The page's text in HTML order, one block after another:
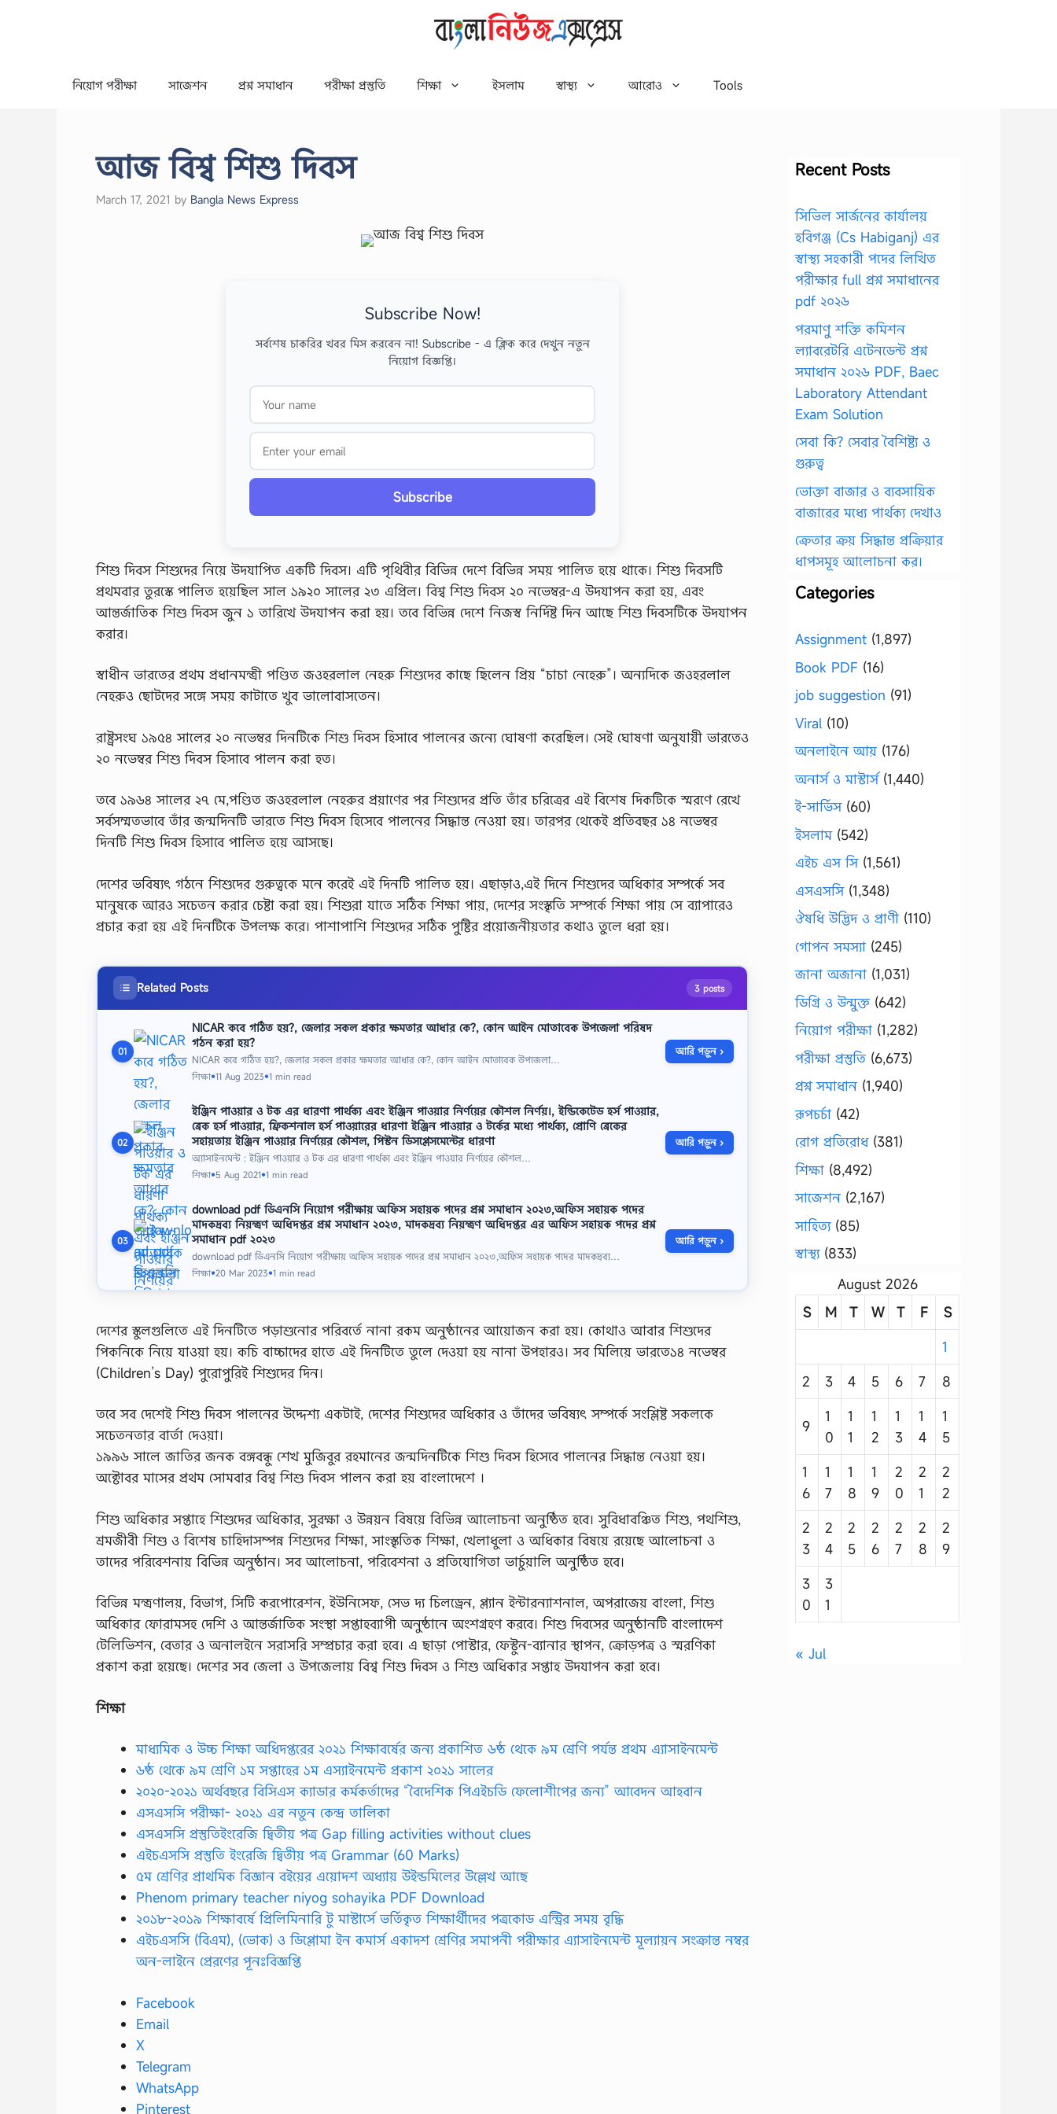
নিয়োগ পরীক্ষা সাজেশন প্রশ্ন সমাধান পরীক্ষা প্রস্তুতি শিক্ষা ইসলাম স্বাস্থ্য আরোও Tools
আজ বিশ্ব শিশু দিবস
March 17, 2021 by Bangla News Express
Subscribe Now!
সর্বশেষ চাকরির খবর মিস করবেন না! Subscribe - এ ক্লিক করে দেখুন নতুন
নিয়োগ বিজ্ঞপ্তি।
Subscribe
শিশু দিবস শিশুদের নিয়ে উদযাপিত একটি দিবস। এটি পৃথিবীর বিভিন্ন দেশে বিভিন্ন সময় পালিত হয়ে থাকে। শিশু দিবসটি
প্রথমবার তুরস্কে পালিত হয়েছিল সাল ১৯২০ সালের ২৩ এপ্রিল। বিশ্ব শিশু দিবস ২০ নভেম্বর-এ উদযাপন করা হয়, এবং
আন্তর্জাতিক শিশু দিবস জুন ১ তারিখে উদযাপন করা হয়। তবে বিভিন্ন দেশে নিজস্ব নির্দিষ্ট দিন আছে শিশু দিবসটিকে উদযাপন
করার।
স্বাধীন ভারতের প্রথম প্রধানমন্ত্রী পণ্ডিত জওহরলাল নেহরু শিশুদের কাছে ছিলেন প্রিয় “চাচা নেহেরু”। অন্যদিকে জওহরলাল
নেহরুও ছোটদের সঙ্গে সময় কাটাতে খুব ভালোবাসতেন।
রাষ্ট্রসংঘ ১৯৫৪ সালের ২০ নভেম্বর দিনটিকে শিশু দিবস হিসাবে পালনের জন্যে ঘোষণা করেছিল। সেই ঘোষণা অনুযায়ী ভারতেও
২০ নভেম্বর শিশু দিবস হিসাবে পালন করা হত।
তবে ১৯৬৪ সালের ২৭ মে,পণ্ডিত জওহরলাল নেহরুর প্রয়াণের পর শিশুদের প্রতি তাঁর চরিত্রের এই বিশেষ দিকটিকে স্মরণে রেখে
সর্বসম্মতভাবে তাঁর জন্মদিনটি ভারতে শিশু দিবস হিসেবে পালনের সিদ্ধান্ত নেওয়া হয়। তারপর থেকেই প্রতিবছর ১৪ নভেম্বর
দিনটি শিশু দিবস হিসাবে পালিত হয়ে আসছে।
দেশের ভবিষ্যৎ গঠনে শিশুদের গুরুত্বকে মনে করেই এই দিনটি পালিত হয়। এছাড়াও,এই দিনে শিশুদের অধিকার সম্পর্কে সব
মানুষকে আরও সচেতন করার চেষ্টা করা হয়। শিশুরা যাতে সঠিক শিক্ষা পায়, দেশের সংস্কৃতি সম্পর্কে শিক্ষা পায় সে ব্যাপারেও
প্রচার করা হয় এই দিনটিকে উপলক্ষ করে। পাশাপাশি শিশুদের সঠিক পুষ্টির প্রয়োজনীয়তার কথাও তুলে ধরা হয়।
Related Posts 3 posts
01
NICAR কবে গঠিত হয়?, জেলার সকল প্রকার ক্ষমতার আধার কে?, কোন আইন মোতাবেক উপজেলা পরিষদ
গঠন করা হয়?
NICAR কবে গঠিত হয়?, জেলার সকল প্রকার ক্ষমতার আধার কে?, কোন আইন মোতাবেক উপজেলা…
শিক্ষা●11 Aug 2023●1 min read
আরি পড়ুন ›
02
ইঞ্জিন পাওয়ার ও টক এর ধারণা পার্থক্য এবং ইঞ্জিন পাওয়ার নির্ণয়ের কৌশল নির্ণয়।, ইন্ডিকেটেড হর্স পাওয়ার,
ব্রেক হর্স পাওয়ার, ফ্রিকশনাল হর্স পাওয়ারের ধারণা ইঞ্জিন পাওয়ার ও টর্কের মধ্যে পার্থক্য, প্রােণি ব্রেকের
সহায়তায় ইঞ্জিন পাওয়ার নির্ণয়ের কৌশল, পিস্টন ডিসপ্লেসমেন্টের ধারণা
অ্যাসাইনমেন্ট : ইঞ্জিন পাওয়ার ও টক এর ধারণা পার্থক্য এবং ইঞ্জিন পাওয়ার নির্ণয়ের কৌশল…
শিক্ষা●5 Aug 2021●1 min read
আরি পড়ুন ›
03
download pdf ডিএনসি নিয়োগ পরীক্ষায় অফিস সহায়ক পদের প্রশ্ন সমাধান ২০২৩,অফিস সহায়ক পদের
মাদকদ্রব্য নিয়ন্ত্রণ অধিদপ্তর প্রশ্ন সমাধান ২০২৩, মাদকদ্রব্য নিয়ন্ত্রণ অধিদপ্তর এর অফিস সহায়ক পদের প্রশ্ন
সমাধান pdf ২০২৩
download pdf ডিএনসি নিয়োগ পরীক্ষায় অফিস সহায়ক পদের প্রশ্ন সমাধান ২০২৩,অফিস সহায়ক পদের মাদকদ্রব্য…
শিক্ষা●20 Mar 2023●1 min read
আরি পড়ুন ›
দেশের স্কুলগুলিতে এই দিনটিতে পড়াশুনোর পরিবর্তে নানা রকম অনুষ্ঠানের আয়োজন করা হয়। কোথাও আবার শিশুদের
পিকনিকে নিয়ে যাওয়া হয়। কচি বাচ্চাদের হাতে এই দিনটিতে তুলে দেওয়া হয় নানা উপহারও। সব মিলিয়ে ভারতে১৪ নভেম্বর
(Children’s Day) পুরোপুরিই শিশুদের দিন।
তবে সব দেশেই শিশু দিবস পালনের উদ্দেশ্য একটাই, দেশের শিশুদের অধিকার ও তাঁদের ভবিষ্যৎ সম্পর্কে সংশ্লিষ্ট সকলকে
সচেতনতার বার্তা দেওয়া।
১৯৯৬ সালে জাতির জনক বঙ্গবন্ধু শেখ মুজিবুর রহমানের জন্মদিনটিকে শিশু দিবস হিসেবে পালনের সিদ্ধান্ত নেওয়া হয়।
অক্টোবর মাসের প্রথম সোমবার বিশ্ব শিশু দিবস পালন করা হয় বাংলাদেশে ।
শিশু অধিকার সপ্তাহে শিশুদের অধিকার, সুরক্ষা ও উন্নয়ন বিষয়ে বিভিন্ন আলোচনা অনুষ্ঠিত হবে। সুবিধাবঞ্চিত শিশু, পথশিশু,
শ্রমজীবী শিশু ও বিশেষ চাহিদাসম্পন্ন শিশুদের শিক্ষা, সাংস্কৃতিক শিক্ষা, খেলাধুলা ও অধিকার বিষয়ে রয়েছে আলোচনা ও
তাদের পরিবেশনায় বিভিন্ন অনুষ্ঠান। সব আলোচনা, পরিবেশনা ও প্রতিযোগিতা ভার্চুয়ালি অনুষ্ঠিত হবে।
বিভিন্ন মন্ত্রণালয়, বিভাগ, সিটি করপোরেশন, ইউনিসেফ, সেভ দ্য চিলড্রেন, প্ল্যান ইন্টারন্যাশনাল, অপরাজেয় বাংলা, শিশু
অধিকার ফোরামসহ দেশি ও আন্তর্জাতিক সংস্থা সপ্তাহব্যাপী অনুষ্ঠানে অংশগ্রহণ করবে। শিশু দিবসের অনুষ্ঠানটি বাংলাদেশ
টেলিভিশন, বেতার ও অনালইনে সরাসরি সম্প্রচার করা হবে। এ ছাড়া পোস্টার, ফেস্টুন-ব্যানার স্থাপন, ক্রোড়পত্র ও স্মরণিকা
প্রকাশ করা হয়েছে। দেশের সব জেলা ও উপজেলায় বিশ্ব শিশু দিবস ও শিশু অধিকার সপ্তাহ উদযাপন করা হবে।
শিক্ষা
মাধ্যমিক ও উচ্চ শিক্ষা অধিদপ্তরের ২০২১ শিক্ষাবর্ষের জন্য প্রকাশিত ৬ষ্ঠ থেকে ৯ম শ্রেণি পর্যন্ত প্রথম এ্যাসাইনমেন্ট
৬ষ্ঠ থেকে ৯ম শ্রেণি ১ম সপ্তাহের ১ম এস্যাইনমেন্ট প্রকাশ ২০২১ সালের
২০২০-২০২১ অর্থবছরে বিসিএস ক্যাডার কর্মকর্তাদের “বৈদেশিক পিএইচডি ফেলোশীপের জন্য” আবেদন আহবান
এসএসসি পরীক্ষা- ২০২১ এর নতুন কেন্দ্র তালিকা
এসএসসি প্রস্তুতিইংরেজি দ্বিতীয় পত্র Gap filling activities without clues
এইচএসসি প্রস্তুতি ইংরেজি দ্বিতীয় পত্র Grammar (60 Marks)
৫ম শ্রেণির প্রাথমিক বিজ্ঞান বইয়ের এয়োদশ অধ্যায় উইন্ডমিলের উল্লেখ আছে
Phenom primary teacher niyog sohayika PDF Download
২০১৮-২০১৯ শিক্ষাবর্ষে প্রিলিমিনারি টু মাস্টার্সে ভর্তিকৃত শিক্ষার্থীদের পত্রকোড এন্ট্রির সময় বৃদ্ধি
এইচএসসি (বিএম), (ভোক) ও ডিপ্লোমা ইন কমার্স একাদশ শ্রেণির সমাপনী পরীক্ষার এ্যাসাইনমেন্ট মূল্যায়ন সংক্রান্ত নম্বর
অন-লাইনে প্রেরণের পূনঃবিজ্ঞপ্তি
Facebook
Email
X
Telegram
WhatsApp
Pinterest
Recent Posts
সিভিল সার্জনের কার্যালয়
হবিগঞ্জ (Cs Habiganj) এর
স্বাস্থ্য সহকারী পদের লিখিত
পরীক্ষার full প্রশ্ন সমাধানের
pdf ২০২৬
পরমাণু শক্তি কমিশন
ল্যাবরেটরি এটেনডেন্ট প্রশ্ন
সমাধান ২০২৬ PDF, Baec
Laboratory Attendant
Exam Solution
সেবা কি? সেবার বৈশিষ্ট্য ও
গুরুত্ব
ভোক্তা বাজার ও ব্যবসায়িক
বাজারের মধ্যে পার্থক্য দেখাও
ক্রেতার ক্রয় সিদ্ধান্ত প্রক্রিয়ার
ধাপসমূহ আলোচনা কর।
Categories
Assignment (1,897)
Book PDF (16)
job suggestion (91)
Viral (10)
অনলাইনে আয় (176)
অনার্স ও মাস্টার্স(1,440)
ই-সার্ভিস(60)
ইসলাম(542)
এইচ এস সি(1,561)
এসএসসি(1,348)
ঔষধি উদ্ভিদ ও প্রাণী (110)
গোপন সমস্যা (245)
জানা অজানা (1,031)
ডিগ্রি ও উন্মুক্ত (642)
নিয়োগ পরীক্ষা (1,282)
পরীক্ষা প্রস্তুতি (6,673)
প্রশ্ন সমাধান (1,940)
রূপচর্চা (42)
রোগ প্রতিরোধ(381)
শিক্ষা (8,492)
সাজেশন (2,167)
সাহিত্য(85)
স্বাস্থ্য(833)
August 2026
S
M T W T F
S
1
2
3 4 5 6 7 8
9
1
0
1
1
1
2
1
3
1
4
1
5
1
6
1
7
1
8
1
9
2
0
2
1
2
2
2
3
2
4
2
5
2
6
2
7
2
8
2
9
3
0
3
1
« Jul